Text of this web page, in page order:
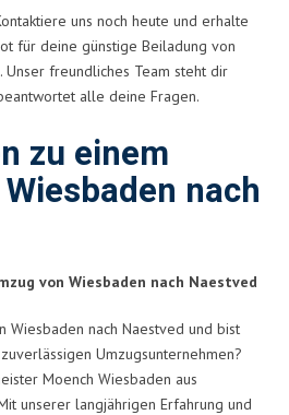
uns noch heute und erhalte
für deine günstige Beiladung von
Unser freundliches Team steht dir
alle deine Fragen.
zu einem
nach
von Wiesbaden nach Naestved
Wiesbaden nach Naestved und bist
Umzugsunternehmen?
Moench Wiesbaden aus
unserer langjährigen Erfahrung und